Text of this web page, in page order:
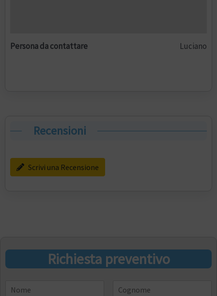
Persona da contattare Luciano
Recensioni
Scrivi una Recensione
Richiesta preventivo